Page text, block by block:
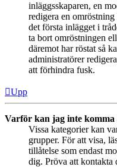
inläggsskaparen, en
redigera en
det första inlägget i
ta bort omröstningen
däremot har röstat så
administratörer
att förhindra fusk.
Upp
Varför kan jag inte komma
Vissa kategorier kan
grupper. För att visa,
tillåtelse som endast
dig. Pröva att kontakta